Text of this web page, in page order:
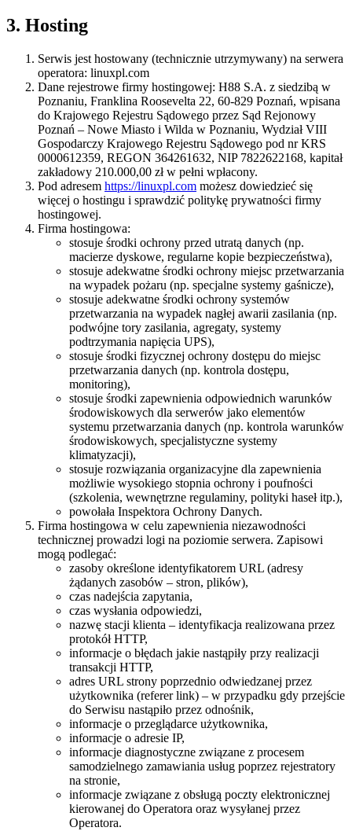
3. Hosting
Serwis jest hostowany (technicznie utrzymywany) na serwera
operatora: linuxpl.com
Dane rejestrowe firmy hostingowej: H88 S.A. z siedzibą w
Poznaniu, Franklina Roosevelta 22, 60-829 Poznań, wpisana
do Krajowego Rejestru Sądowego przez Sąd Rejonowy
Poznań – Nowe Miasto i Wilda w Poznaniu, Wydział VIII
Gospodarczy Krajowego Rejestru Sądowego pod nr KRS
0000612359, REGON 364261632, NIP 7822622168, kapitał
zakładowy 210.000,00 zł w pełni wpłacony.
Pod adresem https://linuxpl.com możesz dowiedzieć się
więcej o hostingu i sprawdzić politykę prywatności firmy
hostingowej.
Firma hostingowa:
stosuje środki ochrony przed utratą danych (np.
macierze dyskowe, regularne kopie bezpieczeństwa),
stosuje adekwatne środki ochrony miejsc przetwarzania
na wypadek pożaru (np. specjalne systemy gaśnicze),
stosuje adekwatne środki ochrony systemów
przetwarzania na wypadek nagłej awarii zasilania (np.
podwójne tory zasilania, agregaty, systemy
podtrzymania napięcia UPS),
stosuje środki fizycznej ochrony dostępu do miejsc
przetwarzania danych (np. kontrola dostępu,
monitoring),
stosuje środki zapewnienia odpowiednich warunków
środowiskowych dla serwerów jako elementów
systemu przetwarzania danych (np. kontrola warunków
środowiskowych, specjalistyczne systemy
klimatyzacji),
stosuje rozwiązania organizacyjne dla zapewnienia
możliwie wysokiego stopnia ochrony i poufności
(szkolenia, wewnętrzne regulaminy, polityki haseł itp.),
powołała Inspektora Ochrony Danych.
Firma hostingowa w celu zapewnienia niezawodności
technicznej prowadzi logi na poziomie serwera. Zapisowi
mogą podlegać:
zasoby określone identyfikatorem URL (adresy
żądanych zasobów – stron, plików),
czas nadejścia zapytania,
czas wysłania odpowiedzi,
nazwę stacji klienta – identyfikacja realizowana przez
protokół HTTP,
informacje o błędach jakie nastąpiły przy realizacji
transakcji HTTP,
adres URL strony poprzednio odwiedzanej przez
użytkownika (referer link) – w przypadku gdy przejście
do Serwisu nastąpiło przez odnośnik,
informacje o przeglądarce użytkownika,
informacje o adresie IP,
informacje diagnostyczne związane z procesem
samodzielnego zamawiania usług poprzez rejestratory
na stronie,
informacje związane z obsługą poczty elektronicznej
kierowanej do Operatora oraz wysyłanej przez
Operatora.